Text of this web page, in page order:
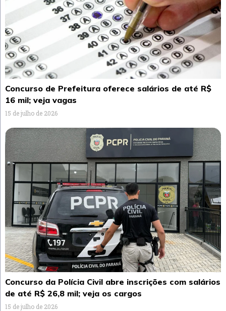
Concurso de Prefeitura oferece salários de até R$
16 mil; veja vagas
15 de julho de 2026
Concurso da Polícia Civil abre inscrições com salários
de até R$ 26,8 mil; veja os cargos
15 de julho de 2026